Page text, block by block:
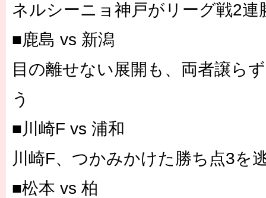
ネルシーニョ神戸がリーグ戦2
■鹿島 vs 新潟
目の離せない展開も、両者譲ら
う
■川崎F vs 浦和
川崎F、つかみかけた勝ち点3を
■松本 vs 柏